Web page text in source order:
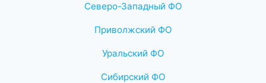
Северо-Западный ФО
Приволжский ФО
Уральский ФО
Сибирский ФО